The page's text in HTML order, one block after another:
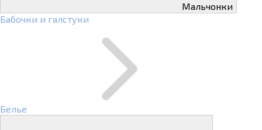
Мальчонки
Бабочки и галстуки
Белье